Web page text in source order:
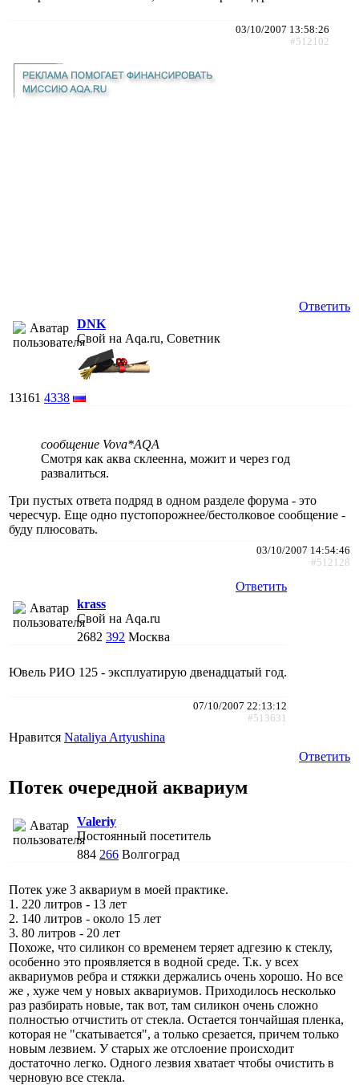
03/10/2007 13:58:26
#512102
Ответить
DNK
Свой на Aqa.ru, Советник
13161 4338
сообщение Vova*AQA
Смотря как аква склеенна, можит и через год
развалиться.
Три пустых ответа подряд в одном разделе форума - это
чересчур. Еще одно пустопорожнее/бестолковое сообщение -
буду плюсовать.
03/10/2007 14:54:46
#512128
Ответить
krass
Свой на Aqa.ru
2682 392 Москва
Ювель РИО 125 - эксплуатирую двенадцатый год.
07/10/2007 22:13:12
#513631
Нравится Nataliya Artyushina
Ответить
Потек очередной аквариум
Valeriy
Постоянный посетитель
884 266 Волгоград
Потек уже 3 аквариум в моей практике.
1. 220 литров - 13 лет
2. 140 литров - около 15 лет
3. 80 литров - 20 лет
Похоже, что силикон со временем теряет адгезию к стеклу,
особенно это проявляется в водной среде. Т.к. у всех
аквариумов ребра и стяжки держались очень хорошо. Но все
же , хуже чем у новых аквариумов. Приходилось несколько
раз разбирать новые, так вот, там силикон очень сложно
полностью отчистить от стекла. Остается тончайшая пленка,
которая не "скатывается", а только срезается, причем только
новым лезвием. У старых же отслоение происходит
достаточно легко. Одного лезвия хватает чтобы очистить в
черновую все стекла.